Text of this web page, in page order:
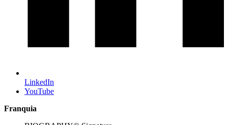
LinkedIn
YouTube
Franquia